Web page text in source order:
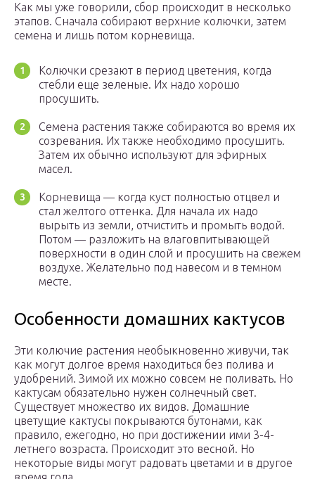
Как мы уже говорили, сбор происходит в несколько
этапов. Сначала собирают верхние колючки, затем
семена и лишь потом корневища.
Колючки срезают в период цветения, когда
стебли еще зеленые. Их надо хорошо
просушить.
Семена растения также собираются во время их
созревания. Их также необходимо просушить.
Затем их обычно используют для эфирных
масел.
Корневища — когда куст полностью отцвел и
стал желтого оттенка. Для начала их надо
вырыть из земли, отчистить и промыть водой.
Потом — разложить на влаговпитывающей
поверхности в один слой и просушить на свежем
воздухе. Желательно под навесом и в темном
месте.
Особенности домашних кактусов
Эти колючие растения необыкновенно живучи, так
как могут долгое время находиться без полива и
удобрений. Зимой их можно совсем не поливать. Но
кактусам обязательно нужен солнечный свет.
Существует множество их видов. Домашние
цветущие кактусы покрываются бутонами, как
правило, ежегодно, но при достижении ими 3-4-
летнего возраста. Происходит это весной. Но
некоторые виды могут радовать цветами и в другое